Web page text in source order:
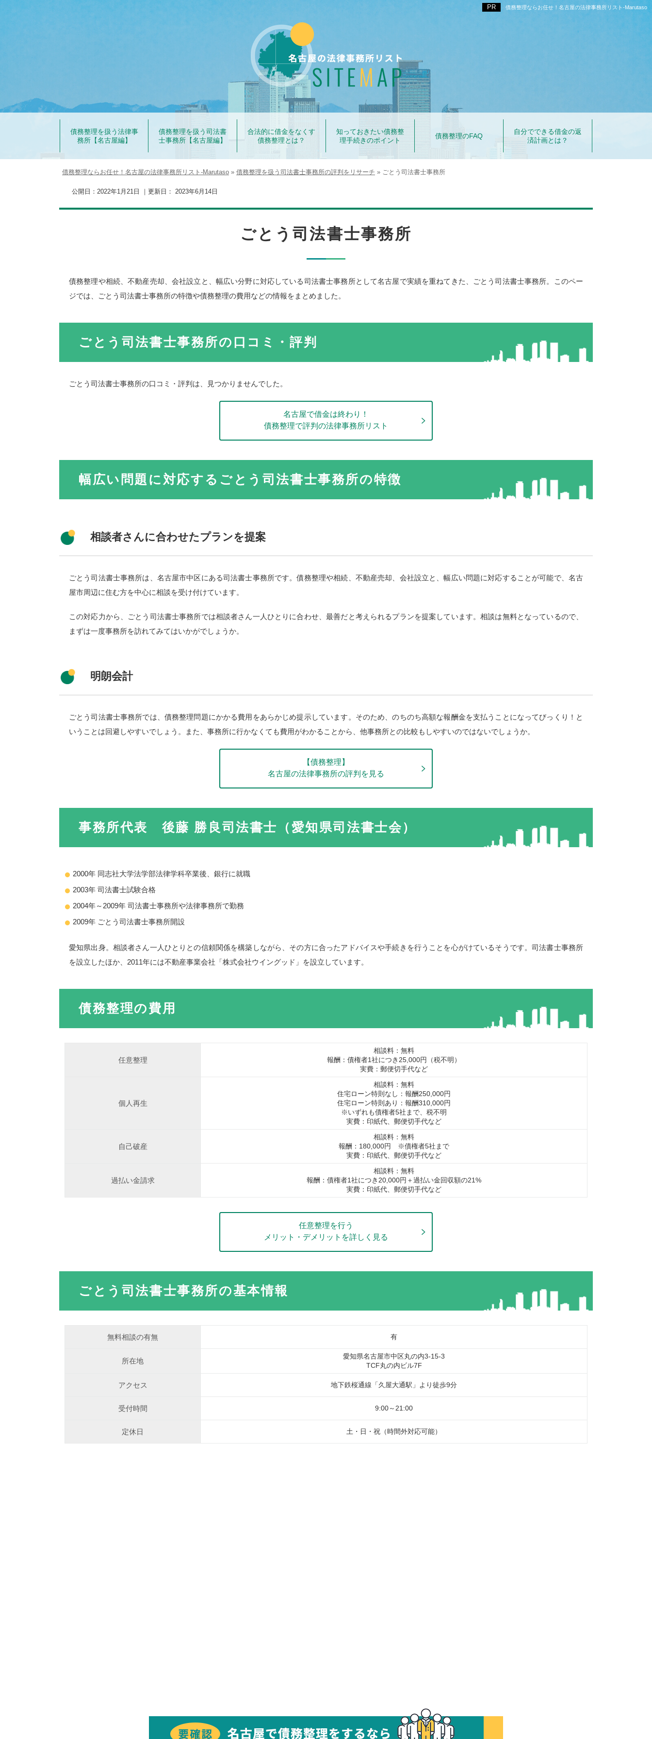
債務整理ならお任せ！名古屋の法律事務所リスト‐Marutaso
債務整理を扱う法律事
務所【名古屋編】
債務整理を扱う司法書
士事務所【名古屋編】
合法的に借金をなくす
債務整理とは？
知っておきたい債務整
理手続きのポイント
債務整理のFAQ
自分でできる借金の返
済計画とは？
債務整理ならお任せ！名古屋の法律事務所リスト‐Marutaso » 債務整理を扱う司法書士事務所の評判をリサーチ » ごとう司法書士事務所
公開日： 2022年1月21日 ｜更新日： 2023年6月14日
ごとう司法書士事務所
債務整理や相続、不動産売却、会社設立と、幅広い分野に対応している司法書士事務所として名古屋で実績を重ねてきた、ごとう司法書士事務所。このペー
ジでは、ごとう司法書士事務所の特徴や債務整理の費用などの情報をまとめました。
ごとう司法書士事務所の口コミ・評判
ごとう司法書士事務所の口コミ・評判は、見つかりませんでした。
名古屋で借金は終わり！
債務整理で評判の法律事務所リスト
幅広い問題に対応するごとう司法書士事務所の特徴
相談者さんに合わせたプランを提案
ごとう司法書士事務所は、名古屋市中区にある司法書士事務所です。債務整理や相続、不動産売却、会社設立と、幅広い問題に対応することが可能で、名古
屋市周辺に住む方を中心に相談を受け付けています。
この対応力から、ごとう司法書士事務所では相談者さん一人ひとりに合わせ、最善だと考えられるプランを提案しています。相談は無料となっているので、
まずは一度事務所を訪れてみてはいかがでしょうか。
明朗会計
ごとう司法書士事務所では、債務整理問題にかかる費用をあらかじめ提示しています。そのため、のちのち高額な報酬金を支払うことになってびっくり！と
いうことは回避しやすいでしょう。また、事務所に行かなくても費用がわかることから、他事務所との比較もしやすいのではないでしょうか。
【債務整理】
名古屋の法律事務所の評判を見る
事務所代表 後藤 勝良司法書士（愛知県司法書士会）
2000年 同志社大学法学部法律学科卒業後、銀行に就職
2003年 司法書士試験合格
2004年～2009年 司法書士事務所や法律事務所で勤務
2009年 ごとう司法書士事務所開設
愛知県出身。相談者さん一人ひとりとの信頼関係を構築しながら、その方に合ったアドバイスや手続きを行うことを心がけているそうです。司法書士事務所
を設立したほか、2011年には不動産事業会社「株式会社ウイングッド」を設立しています。
債務整理の費用
任意整理
相談料：無料
報酬：債権者1社につき25,000円（税不明）
実費：郵便切手代など
個人再生
相談料：無料
住宅ローン特則なし：報酬250,000円
住宅ローン特則あり：報酬310,000円
※いずれも債権者5社まで、税不明
実費：印紙代、郵便切手代など
自己破産
相談料：無料
報酬：180,000円 ※債権者5社まで
実費：印紙代、郵便切手代など
過払い金請求
相談料：無料
報酬：債権者1社につき20,000円＋過払い金回収額の21%
実費：印紙代、郵便切手代など
任意整理を行う
メリット・デメリットを詳しく見る
ごとう司法書士事務所の基本情報
無料相談の有無 有
所在地
愛知県名古屋市中区丸の内3-15-3
TCF丸の内ビル7F
アクセス 地下鉄桜通線「久屋大通駅」より徒歩9分
受付時間 9:00～21:00
定休日 土・日・祝（時間外対応可能）